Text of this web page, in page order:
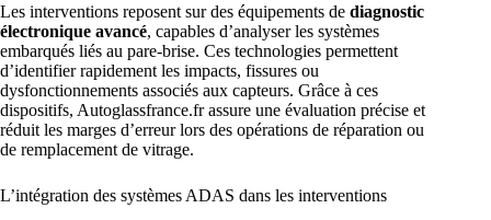
Les interventions reposent sur des équipements de diagnostic
électronique avancé, capables d’analyser les systèmes
embarqués liés au pare-brise. Ces technologies permettent
d’identifier rapidement les impacts, fissures ou
dysfonctionnements associés aux capteurs. Grâce à ces
dispositifs, Autoglassfrance.fr assure une évaluation précise et
réduit les marges d’erreur lors des opérations de réparation ou
de remplacement de vitrage.
L’intégration des systèmes ADAS dans les interventions